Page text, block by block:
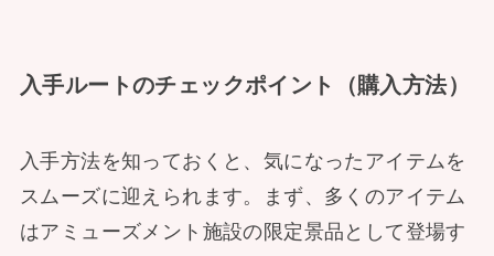
入手ルートのチェックポイント（購入方法）
入手方法を知っておくと、気になったアイテムを
スムーズに迎えられます。まず、多くのアイテム
はアミューズメント施設の限定景品として登場す